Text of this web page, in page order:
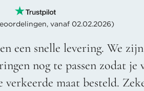
vanaf 02.02.2026)
een snelle levering. We
nog te passen zodat je
maat besteld.